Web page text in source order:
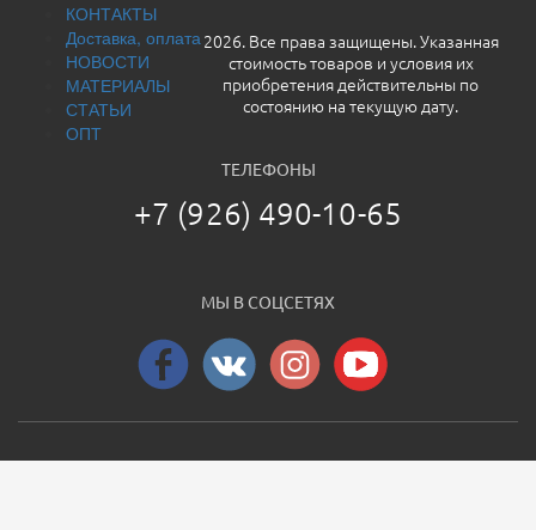
КОНТАКТЫ
Доставка, оплата
НОВОСТИ
МАТЕРИАЛЫ
СТАТЬИ
ОПТ
ТЕЛЕФОНЫ
+7 (926) 490-10-65
МЫ В СОЦСЕТЯХ
2026. Все права защищены. Указанная
стоимость товаров и условия их
приобретения действительны по
состоянию на текущую дату.